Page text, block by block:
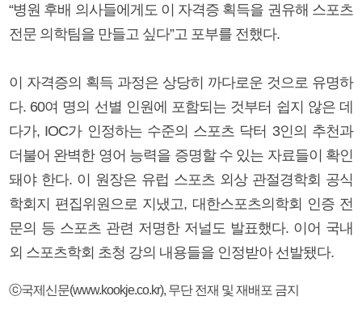
“병원 후배 의사들에게도 이 자격증 획득을 권유해 스포츠
전문 의학팀을 만들고 싶다”고 포부를 전했다.
이 자격증의 획득 과정은 상당히 까다로운 것으로 유명하
다. 60여 명의 선별 인원에 포함되는 것부터 쉽지 않은 데
다가, IOC가 인정하는 수준의 스포츠 닥터 3인의 추천과
더불어 완벽한 영어 능력을 증명할 수 있는 자료들이 확인
돼야 한다. 이 원장은 유럽 스포츠 외상 관절경학회 공식
학회지 편집위원으로 지냈고, 대한스포츠의학회 인증 전
문의 등 스포츠 관련 저명한 저널도 발표했다. 이어 국내
외 스포츠학회 초청 강의 내용들을 인정받아 선발됐다.
ⓒ국제신문(www.kookje.co.kr), 무단 전재 및 재배포 금지